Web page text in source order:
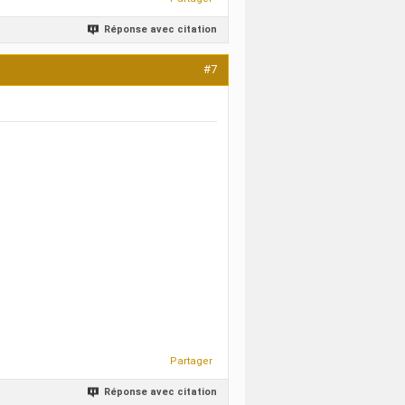
Réponse avec citation
#7
Partager
Réponse avec citation